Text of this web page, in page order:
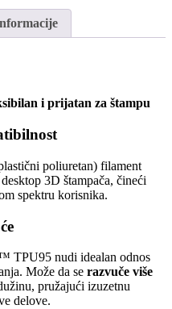
i prijatan za štampu
poliuretan) filament
3D štampača, čineći
spektru korisnika.
TPU95 nudi idealan odnos
Može da se razvuče više
pružajući izuzetnu
delove.